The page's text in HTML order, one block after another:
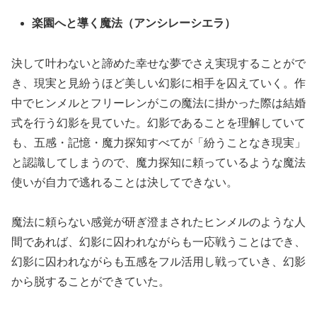
楽園へと導く魔法（アンシレーシエラ）
決して叶わないと諦めた幸せな夢でさえ実現することがで
き、現実と見紛うほど美しい幻影に相手を囚えていく。作
中でヒンメルとフリーレンがこの魔法に掛かった際は結婚
式を行う幻影を見ていた。幻影であることを理解していて
も、五感・記憶・魔力探知すべてが「紛うことなき現実」
と認識してしまうので、魔力探知に頼っているような魔法
使いが自力で逃れることは決してできない。
魔法に頼らない感覚が研ぎ澄まされたヒンメルのような人
間であれば、幻影に囚われながらも一応戦うことはでき、
幻影に囚われながらも五感をフル活用し戦っていき、幻影
から脱することができていた。